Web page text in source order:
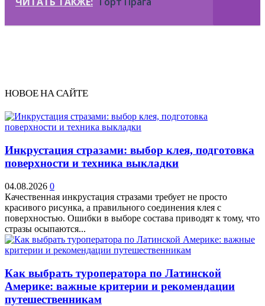
НОВОЕ НА САЙТЕ
Инкрустация стразами: выбор клея, подготовка
поверхности и техника выкладки
04.08.2026 0
Качественная инкрустация стразами требует не просто
красивого рисунка, а правильного соединения клея с
поверхностью. Ошибки в выборе состава приводят к тому, что
стразы осыпаются...
Как выбрать туроператора по Латинской
Америке: важные критерии и рекомендации
путешественникам